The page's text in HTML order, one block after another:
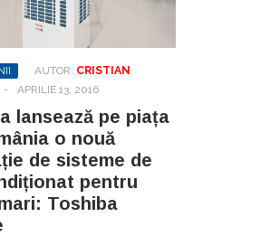
AUTOR: CRISTIAN
- APRILIE 13, 2016
lansează pe piața
o nouă
de sisteme de
pentru
Toshiba